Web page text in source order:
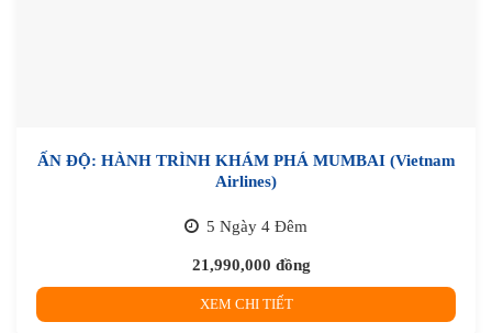
ẤN ĐỘ: HÀNH TRÌNH KHÁM PHÁ MUMBAI (Vietnam
Airlines)
5 Ngày 4 Đêm
21,990,000 đồng
XEM CHI TIẾT